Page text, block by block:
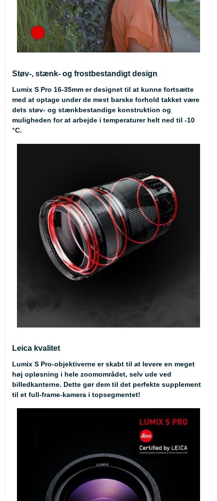
Støv-, stænk- og frostbestandigt design
Lumix S Pro 16-35mm er designet til at kunne fortsætte
med at optage under de mest barske forhold takket være
dets støv- og stænkbestandige konstruktion og
muligheden for at arbejde i temperaturer helt ned til -10
°C.
Leica kvalitet
Lumix S Pro-objektiverne er skabt til at levere en meget
høj opløsning i hele zoomområdet, selv ude ved
billedkanterne. Dette gør dem til det perfekte supplement
til et full-frame-kamera i topsegmentet!